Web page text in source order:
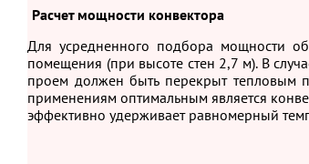
Расчет мощности конвектора
Для усредненного подбора мощности
помещения (при высоте стен 2,7 м). В
проем должен быть перекрыт тепловым
применениям оптимальным является
эффективно удерживает равномерный